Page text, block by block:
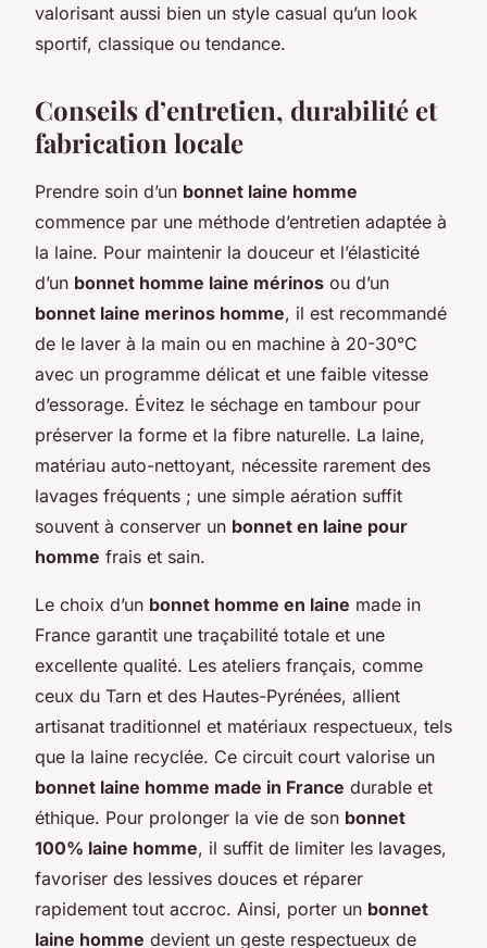
valorisant aussi bien un style casual qu’un look
sportif, classique ou tendance.
Conseils d’entretien, durabilité et
fabrication locale
Prendre soin d’un bonnet laine homme
commence par une méthode d’entretien adaptée à
la laine. Pour maintenir la douceur et l’élasticité
d’un bonnet homme laine mérinos ou d’un
bonnet laine merinos homme, il est recommandé
de le laver à la main ou en machine à 20-30°C
avec un programme délicat et une faible vitesse
d’essorage. Évitez le séchage en tambour pour
préserver la forme et la fibre naturelle. La laine,
matériau auto-nettoyant, nécessite rarement des
lavages fréquents ; une simple aération suffit
souvent à conserver un bonnet en laine pour
homme frais et sain.
Le choix d’un bonnet homme en laine made in
France garantit une traçabilité totale et une
excellente qualité. Les ateliers français, comme
ceux du Tarn et des Hautes-Pyrénées, allient
artisanat traditionnel et matériaux respectueux, tels
que la laine recyclée. Ce circuit court valorise un
bonnet laine homme made in France durable et
éthique. Pour prolonger la vie de son bonnet
100% laine homme, il suffit de limiter les lavages,
favoriser des lessives douces et réparer
rapidement tout accroc. Ainsi, porter un bonnet
laine homme devient un geste respectueux de